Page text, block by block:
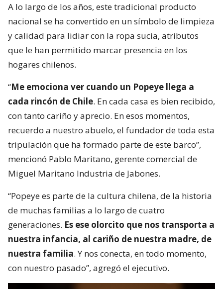
A lo largo de los años, este tradicional producto
nacional se ha convertido en un símbolo de limpieza
y calidad para lidiar con la ropa sucia, atributos
que le han permitido marcar presencia en los
hogares chilenos.
“Me emociona ver cuando un Popeye llega a
cada rincón de Chile. En cada casa es bien recibido,
con tanto cariño y aprecio. En esos momentos,
recuerdo a nuestro abuelo, el fundador de toda esta
tripulación que ha formado parte de este barco”,
mencionó Pablo Maritano, gerente comercial de
Miguel Maritano Industria de Jabones.
“Popeye es parte de la cultura chilena, de la historia
de muchas familias a lo largo de cuatro
generaciones. Es ese olorcito que nos transporta a
nuestra infancia, al cariño de nuestra madre, de
nuestra familia. Y nos conecta, en todo momento,
con nuestro pasado”, agregó el ejecutivo.